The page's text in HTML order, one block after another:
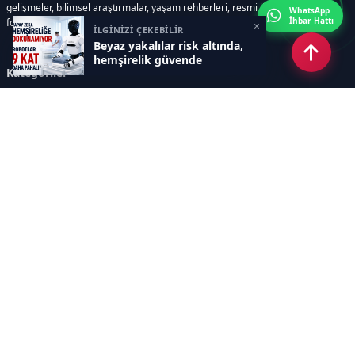
İLGİNİZİ ÇEKEBİLİR
Beyaz yakalılar risk altında,
hemşirelik güvende
×
gelişmeler, bilimsel araştırmalar, yaşam rehberleri, resmi ilanlar, video ve
fotoğraf galerileri ve e-gazete içerikleri yer almaktadır.
Kategoriler
WhatsApp
İhbar Hattı